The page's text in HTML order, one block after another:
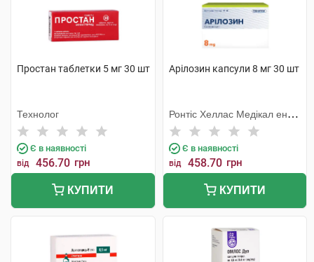
Простан таблетки 5 мг 30 шт
Технолог
Є в наявності
від 456.70 грн
КУПИТИ
Арілозин капсули 8 мг 30 шт
Ронтіс Хеллас Медікал енд
Фармасьютікал Продактс
С.А.
Є в наявності
від 458.70 грн
КУПИТИ